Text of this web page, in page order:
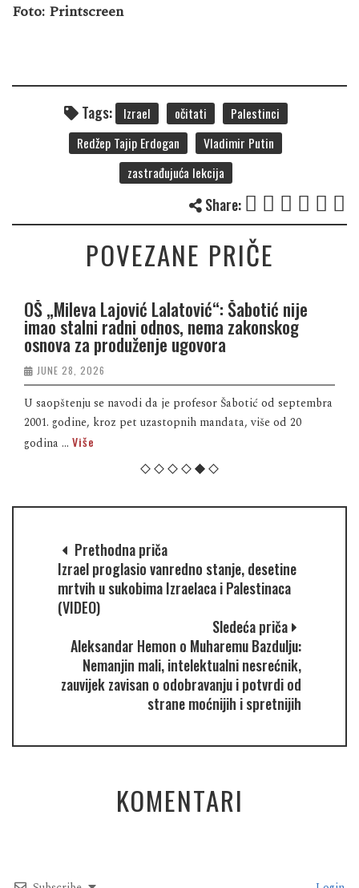
Foto: Printscreen
Tags: Izrael očitati
Palestinci
Redžep Tajip Erdogan
Vladimir Putin
zastrađujuća lekcija
Share:
POVEZANE PRIČE
OŠ „Mileva Lajović Lalatović“: Šabotić nije
imao stalni radni odnos, nema zakonskog
osnova za produženje ugovora
JUNE 28, 2026
U saopštenju se navodi da je profesor Šabotić od septembra
2001. godine, kroz pet uzastopnih mandata, više od 20
godina ... Više
Prethodna priča
Izrael proglasio vanredno stanje, desetine
mrtvih u sukobima Izraelaca i Palestinaca
(VIDEO)
Sledeća priča
Aleksandar Hemon o Muharemu Bazdulju:
Nemanjin mali, intelektualni nesrećnik,
zauvijek zavisan o odobravanju i potvrdi od
strane moćnijih i spretnijih
KOMENTARI